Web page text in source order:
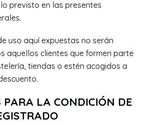
previsto en las presentes
uso aquí expuestas no serán
aquellos clientes que formen parte
tiendas o estén acogidos a
PARA LA CONDICIÓN DE